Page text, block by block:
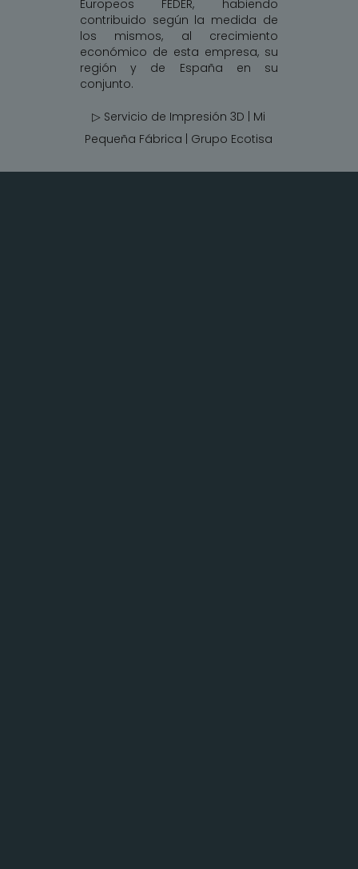
Europeos FEDER, habiendo
contribuido según la medida de
los mismos, al crecimiento
económico de esta empresa, su
región y de España en su
conjunto.
▷ Servicio de Impresión 3D | Mi
Pequeña Fábrica | Grupo Ecotisa